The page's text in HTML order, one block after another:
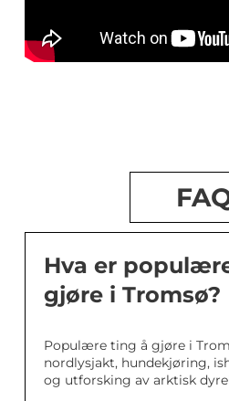
Hva er
gjøre i Tromsø?
Populære ting å gjøre i
nordlysjakt, hundekjøring,
og utforsking av arktisk